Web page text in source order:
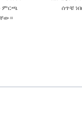
ምርጫ
ሰጥቼ